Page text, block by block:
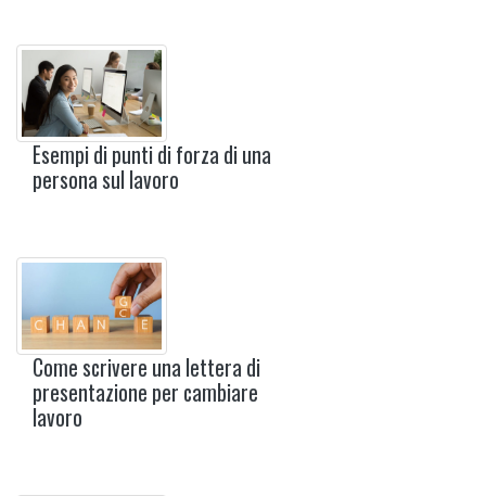
Esempi di punti di forza di una
persona sul lavoro
Come scrivere una lettera di
presentazione per cambiare
lavoro